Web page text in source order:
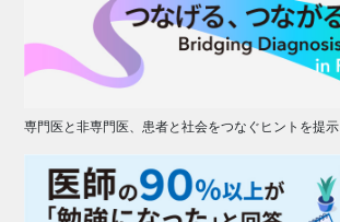
専門医と非専門医、患者と社会をつなぐヒントを提示